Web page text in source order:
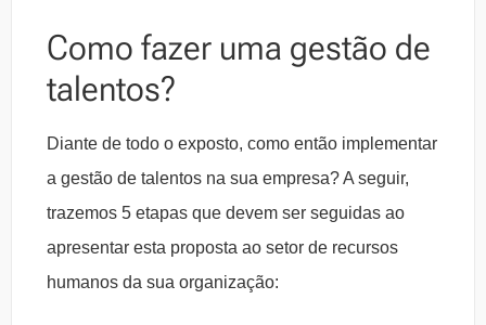
Como fazer uma gestão de
talentos?
Diante de todo o exposto, como então implementar
a gestão de talentos na sua empresa? A seguir,
trazemos 5 etapas que devem ser seguidas ao
apresentar esta proposta ao setor de recursos
humanos da sua organização: